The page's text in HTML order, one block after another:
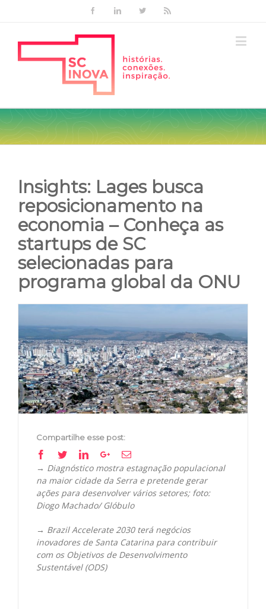
FacebookLinkedinTwitter
Insights: Lages busca
reposicionamento na
economia – Conheça as
startups de SC
selecionadas para
programa global da ONU
Larger
Image
Compartilhe esse post:
Facebook
TwitterLinkedinGoogle+Email
→ Diagnóstico mostra estagnação populacional
na maior cidade da Serra e pretende gerar
ações para desenvolver vários setores; foto:
Diogo Machado/ Glóbulo
→ Brazil Accelerate 2030 terá negócios
inovadores de Santa Catarina para contribuir
com os Objetivos de Desenvolvimento
Sustentável (ODS)